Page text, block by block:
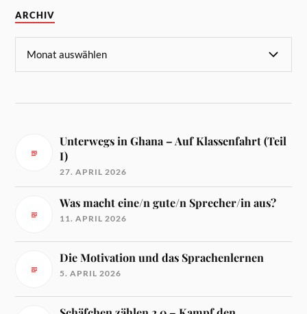
ARCHIV
Unterwegs in Ghana – Auf Klassenfahrt (Teil
I)
27. APRIL 2026
Was macht eine/n gute/n Sprecher/in aus?
11. APRIL 2026
Die Motivation und das Sprachenlernen
5. APRIL 2026